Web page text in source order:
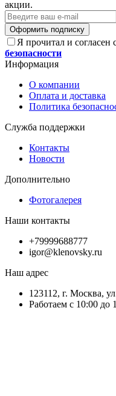
акции.
Оформить подписку
Я прочитал и согласен
безопасности
Информация
О компании
Оплата и доставка
Политика
Служба поддержки
Контакты
Новости
Дополнительно
Фотогалерея
Наши контакты
+79999688777
igor@klenovsky.ru
Наш адрес
123112, г. Москва,
Работаем с 10:00 до